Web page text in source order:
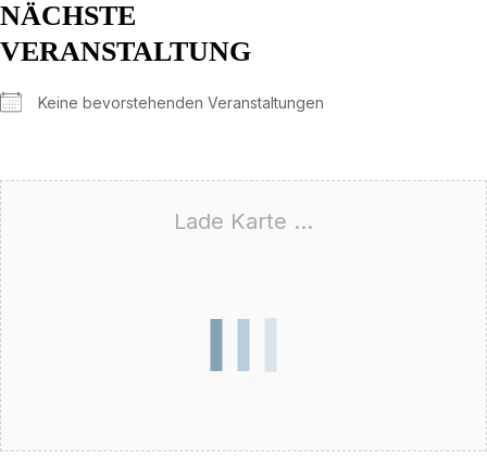
NÄCHSTE
VERANSTALTUNG
Keine bevorstehenden Veranstaltungen
Lade Karte ...